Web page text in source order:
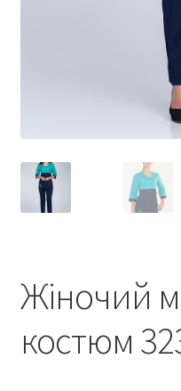
Жіночий
костюм